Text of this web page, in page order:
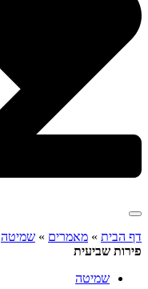
דף הבית » מאמרים » שמיטה
פירות שביעית
שמיטה